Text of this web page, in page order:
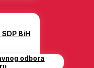
BiH
odbora